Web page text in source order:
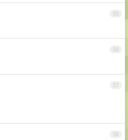
55
56
57
58